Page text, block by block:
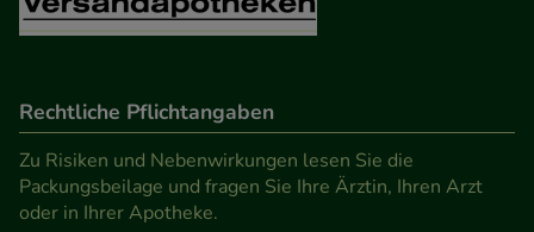
anzupassen. Komfort-Cookies ermöglichen es uns
betreiben.
Statistik & Tracking:Hierüber lassen sich
Informationen über die Art und Weise der Nutzung
Rechtliche Pflichtangaben
Zu Risiken und Nebenwirkungen lesen Sie die
Packungsbeilage und fragen Sie Ihre Ärztin, Ihren Arzt
oder in Ihrer Apotheke.